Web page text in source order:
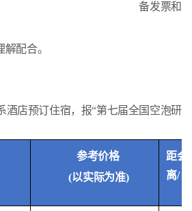
备发票和
配合。
酒店预订住宿，报“第七届全国空泡研
参考价格
(以实际为准)
距会
离/